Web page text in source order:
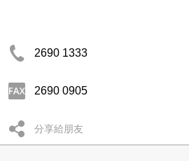
2690 1333
2690 0905
分享給朋友